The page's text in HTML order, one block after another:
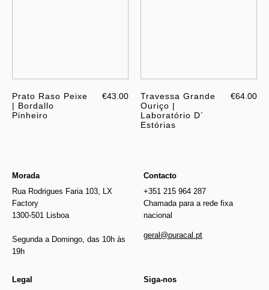
Prato Raso Peixe
| Bordallo
Pinheiro
€43.00
Travessa Grande
Ouriço |
Laboratório D´
Estórias
€64.00
Morada
Rua Rodrigues Faria 103, LX
Factory
1300-501 Lisboa
Segunda a Domingo, das 10h às
19h
Contacto
+351 215 964 287
Chamada para a rede fixa
nacional
geral@puracal.pt
Legal Siga-nos